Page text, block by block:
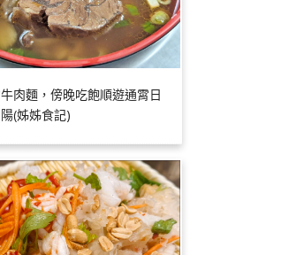
肉麵，傍晚吃飽順遊通霄日
(姊姊食記)